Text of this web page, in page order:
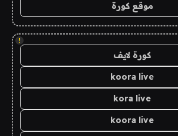
موقع كورة
!
كورة لايف
koora live
kora live
koora live